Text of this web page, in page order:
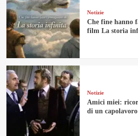
Notizie
Che fine hanno
film La storia
Notizie
Amici miei:
di un capolavoro